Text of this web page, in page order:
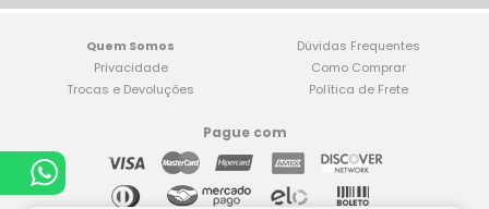
Quem Somos
Privacidade
Trocas e Devoluções
Dúvidas Frequentes
Como Comprar
Política de Frete
Pague com